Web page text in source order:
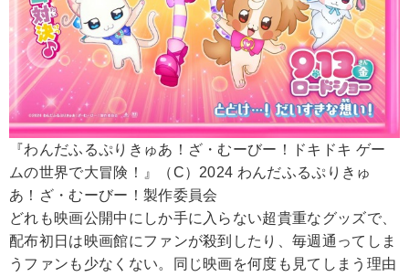
『わんだふるぷりきゅあ！ざ・むーびー！ドキドキ ゲー
ムの世界で大冒険！』（C）2024 わんだふるぷりきゅ
あ！ざ・むーびー！製作委員会
どれも映画公開中にしか手に入らない超貴重なグッズで、
配布初日は映画館にファンが殺到したり、毎週通ってしま
うファンも少なくない。同じ映画を何度も見てしまう理由